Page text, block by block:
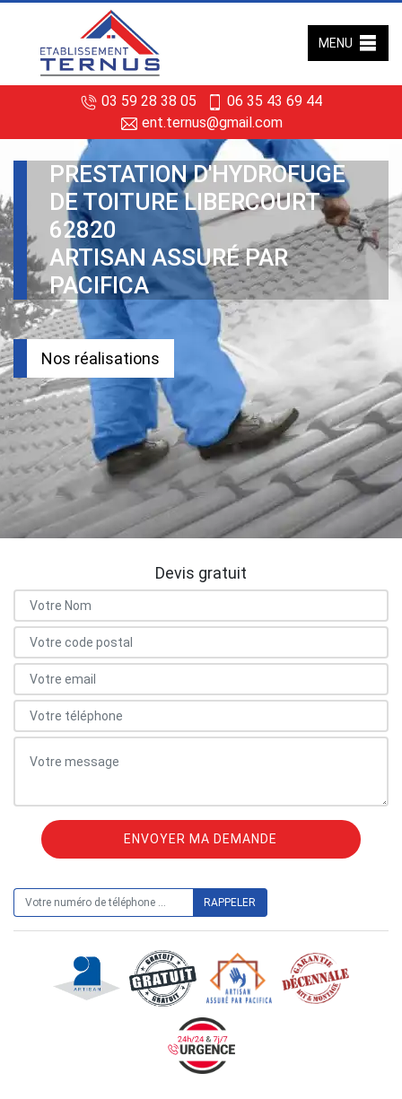
03 59 28 38 05
06 35 43 69 44
ent.ternus@gmail.com
MENU
PRESTATION D'HYDROFUGE
DE TOITURE LIBERCOURT
62820
ARTISAN ASSURÉ PAR
PACIFICA
Nos réalisations
Devis gratuit